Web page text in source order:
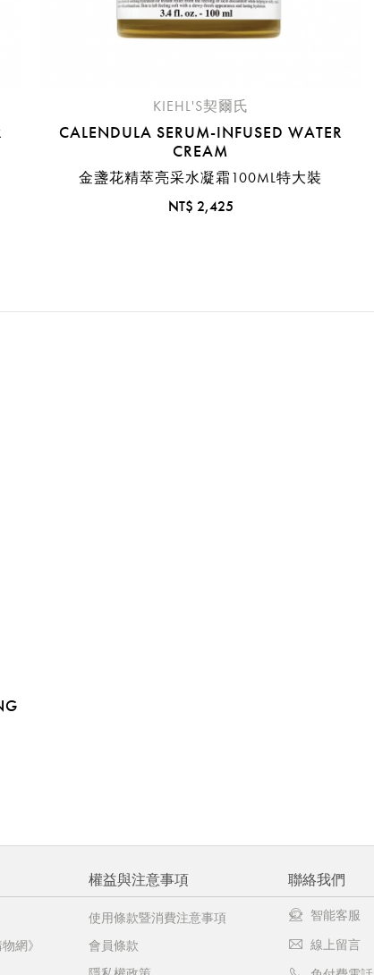
國際線出境旅客使用
KIEHL'S契爾氏
CALENDULA SERUM-INFUSED WATER
CREAM
金盞花精萃亮采水凝霜100ML特大裝
NT$ 2,425
網》
權益與注意事項
使用條款暨消費注意事項
會員條款
聯絡我們
智能客服
線上留言